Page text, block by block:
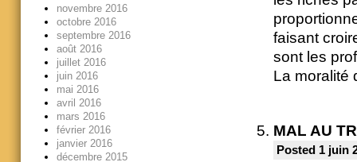
faisant
sont les
La moralité
MAL AU
Posted 1 juin
novembre 2016
octobre 2016
septembre 2016
août 2016
juillet 2016
juin 2016
mai 2016
avril 2016
mars 2016
février 2016
janvier 2016
décembre 2015